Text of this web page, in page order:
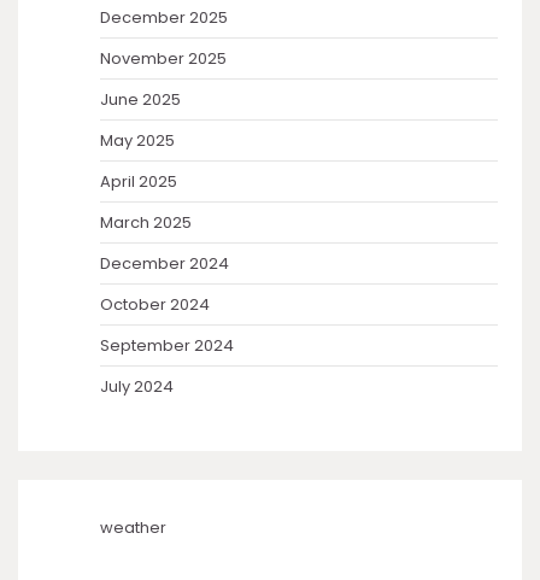
December 2025
November 2025
June 2025
May 2025
April 2025
March 2025
December 2024
October 2024
September 2024
July 2024
weather